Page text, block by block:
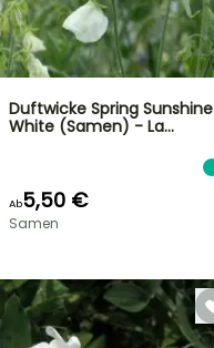
Duftwicke Spring Sunshine
White (Samen) - La…
Ab5,50 €
Samen